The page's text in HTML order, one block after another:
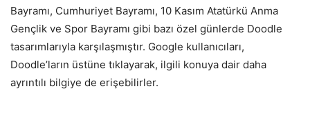
Bayramı, Cumhuriyet Bayramı, 10 Kasım Atatürkü Anma
Gençlik ve Spor Bayramı gibi bazı özel günlerde Doodle
tasarımlarıyla karşılaşmıştır. Google kullanıcıları,
Doodle’ların üstüne tıklayarak, ilgili konuya dair daha
ayrıntılı bilgiye de erişebilirler.